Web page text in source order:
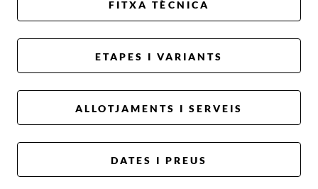
FITXA TÈCNICA
ETAPES I VARIANTS
ALLOTJAMENTS I SERVEIS
DATES I PREUS